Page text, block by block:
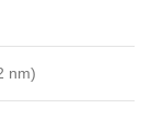
nm)